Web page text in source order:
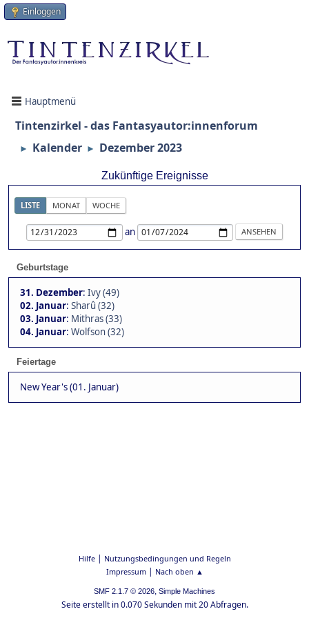
Einloggen
Hauptmenü
Tintenzirkel - das Fantasyautor:innenforum
► Kalender ► Dezember 2023
Zukünftige Ereignisse
LISTE MONAT WOCHE
an
Geburtstage
31. Dezember: Ivy (49)
02. Januar: Sharû (32)
03. Januar: Mithras (33)
04. Januar: Wolfson (32)
Feiertage
New Year's (01. Januar)
Hilfe| Nutzungsbedingungen und Regeln
Impressum| Nach oben ▲
SMF 2.1.7 © 2026, Simple Machines
Seite erstellt in 0.070 Sekunden mit 20 Abfragen.